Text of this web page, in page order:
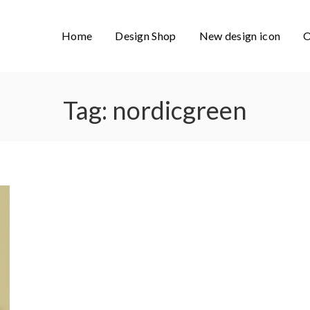
Home Design Shop New design icon
Tag: nordicgreen